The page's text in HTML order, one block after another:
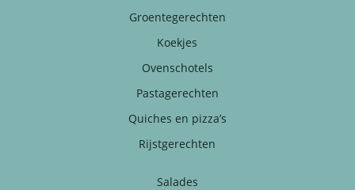
Groentegerechten
Koekjes
Ovenschotels
Pastagerechten
Quiches en pizza’s
Rijstgerechten
Salades